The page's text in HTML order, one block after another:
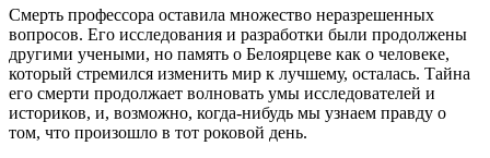
Смерть профессора оставила множество неразрешенных
вопросов. Его исследования и разработки были продолжены
другими учеными, но память о Белоярцеве как о человеке,
который стремился изменить мир к лучшему, осталась. Тайна
его смерти продолжает волновать умы исследователей и
историков, и, возможно, когда-нибудь мы узнаем правду о
том, что произошло в тот роковой день.